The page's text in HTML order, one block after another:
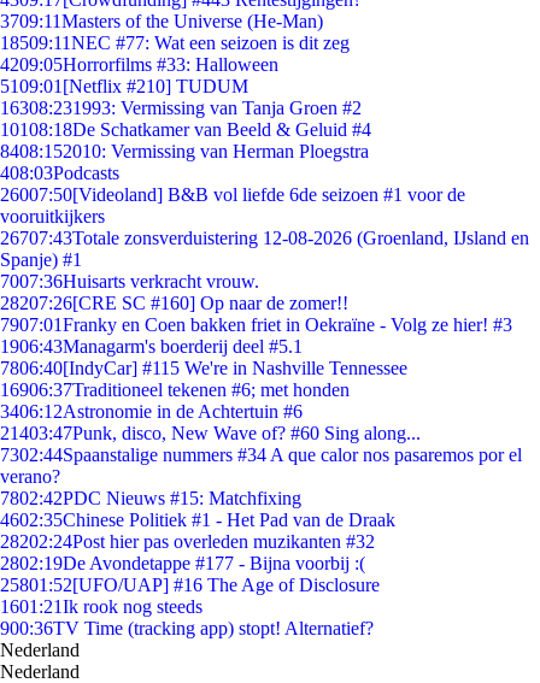
3709:11Masters of the Universe (He-Man)
18509:11NEC #77: Wat een seizoen is dit zeg
4209:05Horrorfilms #33: Halloween
5109:01 [Netflix #210] TUDUM
16308:231993: Vermissing van Tanja Groen #2
10108:18De Schatkamer van Beeld & Geluid #4
8408:152010: Vermissing van Herman Ploegstra
408:03Podcasts
26007:50[Videoland] B&B vol liefde 6de seizoen #1 voor de
vooruitkijkers
26707:43Totale zonsverduistering 12-08-2026 (Groenland, IJsland en
Spanje) #1
7007:36Huisarts verkracht vrouw.
28207:26[CRE SC #160] Op naar de zomer!!
7907:01Franky en Coen bakken friet in Oekraïne - Volg ze hier! #3
1906:43Managarm's boerderij deel #5.1
7806:40[IndyCar] #115 We're in Nashville Tennessee
16906:37Traditioneel tekenen #6; met honden
3406:12Astronomie in de Achtertuin #6
21403:47Punk, disco, New Wave of? #60 Sing along...
7302:44Spaanstalige nummers #34 A que calor nos pasaremos por el
verano?
7802:42PDC Nieuws #15: Matchfixing
4602:35Chinese Politiek #1 - Het Pad van de Draak
28202:24Post hier pas overleden muzikanten #32
2802:19De Avondetappe #177 - Bijna voorbij :(
25801:52[UFO/UAP] #16 The Age of Disclosure
1601:21Ik rook nog steeds
900:36TV Time (tracking app) stopt! Alternatief?
Nederland
Nederland